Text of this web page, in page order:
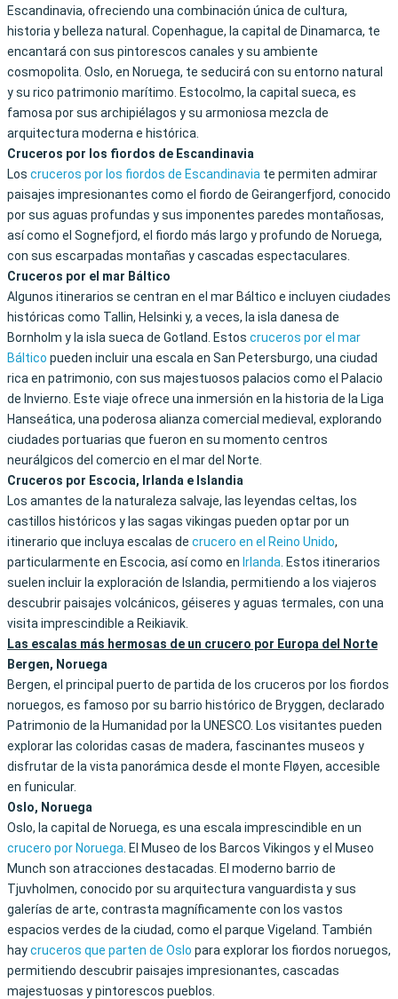
Escandinavia, ofreciendo una combinación única de cultura,
historia y belleza natural. Copenhague, la capital de Dinamarca, te
encantará con sus pintorescos canales y su ambiente
cosmopolita. Oslo, en Noruega, te seducirá con su entorno natural
y su rico patrimonio marítimo. Estocolmo, la capital sueca, es
famosa por sus archipiélagos y su armoniosa mezcla de
arquitectura moderna e histórica.
Cruceros por los fiordos de Escandinavia
Los cruceros por los fiordos de Escandinavia te permiten admirar
paisajes impresionantes como el fiordo de Geirangerfjord, conocido
por sus aguas profundas y sus imponentes paredes montañosas,
así como el Sognefjord, el fiordo más largo y profundo de Noruega,
con sus escarpadas montañas y cascadas espectaculares.
Cruceros por el mar Báltico
Algunos itinerarios se centran en el mar Báltico e incluyen ciudades
históricas como Tallin, Helsinki y, a veces, la isla danesa de
Bornholm y la isla sueca de Gotland. Estos cruceros por el mar
Báltico pueden incluir una escala en San Petersburgo, una ciudad
rica en patrimonio, con sus majestuosos palacios como el Palacio
de Invierno. Este viaje ofrece una inmersión en la historia de la Liga
Hanseática, una poderosa alianza comercial medieval, explorando
ciudades portuarias que fueron en su momento centros
neurálgicos del comercio en el mar del Norte.
Cruceros por Escocia, Irlanda e Islandia
Los amantes de la naturaleza salvaje, las leyendas celtas, los
castillos históricos y las sagas vikingas pueden optar por un
itinerario que incluya escalas de crucero en el Reino Unido,
particularmente en Escocia, así como en Irlanda. Estos itinerarios
suelen incluir la exploración de Islandia, permitiendo a los viajeros
descubrir paisajes volcánicos, géiseres y aguas termales, con una
visita imprescindible a Reikiavik.
Las escalas más hermosas de un crucero por Europa del Norte
Bergen, Noruega
Bergen, el principal puerto de partida de los cruceros por los fiordos
noruegos, es famoso por su barrio histórico de Bryggen, declarado
Patrimonio de la Humanidad por la UNESCO. Los visitantes pueden
explorar las coloridas casas de madera, fascinantes museos y
disfrutar de la vista panorámica desde el monte Fløyen, accesible
en funicular.
Oslo, Noruega
Oslo, la capital de Noruega, es una escala imprescindible en un
crucero por Noruega. El Museo de los Barcos Vikingos y el Museo
Munch son atracciones destacadas. El moderno barrio de
Tjuvholmen, conocido por su arquitectura vanguardista y sus
galerías de arte, contrasta magníficamente con los vastos
espacios verdes de la ciudad, como el parque Vigeland. También
haycruceros que parten de Oslo para explorar los fiordos noruegos,
permitiendo descubrir paisajes impresionantes, cascadas
majestuosas y pintorescos pueblos.